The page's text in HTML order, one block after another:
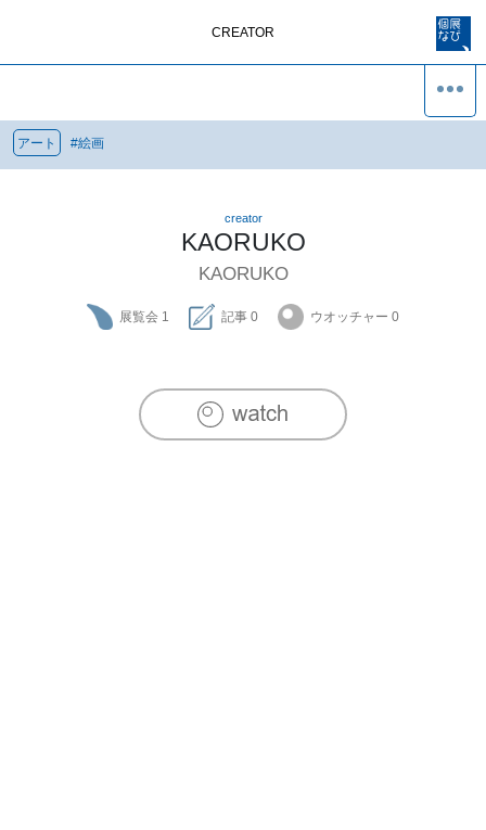
CREATOR
アート #絵画
creator
KAORUKO
KAORUKO
展覧会 1 記事 0 ウオッチャー 0